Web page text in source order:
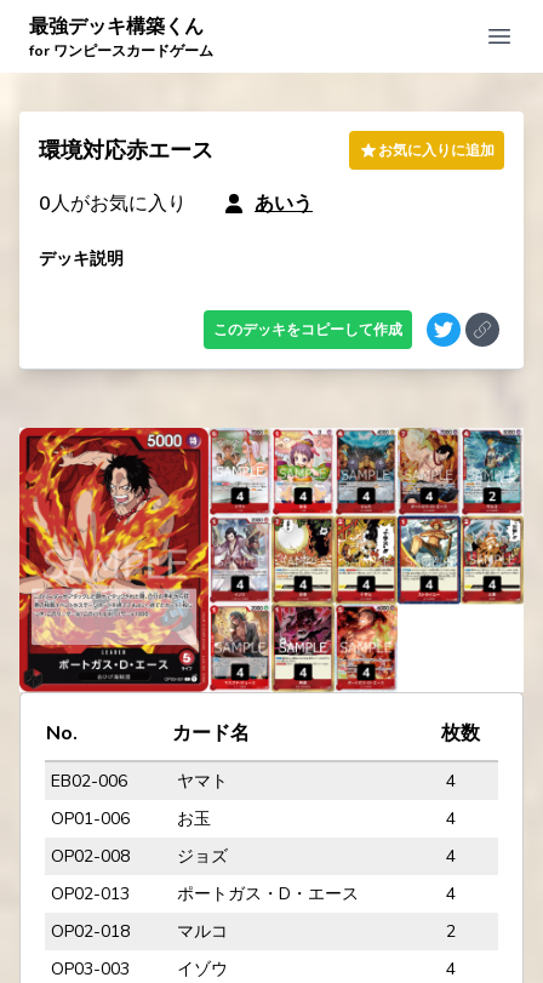
最強デッキ構築くん
for ワンピースカードゲーム
環境対応赤エース お気に入りに追加
0人がお気に入り あいう
デッキ説明
このデッキをコピーして作成
No. カード名 枚数
EB02-006 ヤマト
4
OP01-006
お玉
4
OP02-008
ジョズ
4
OP02-013
ポートガス・D・エース
4
OP02-018
マルコ
2
OP03-003
イゾウ
4